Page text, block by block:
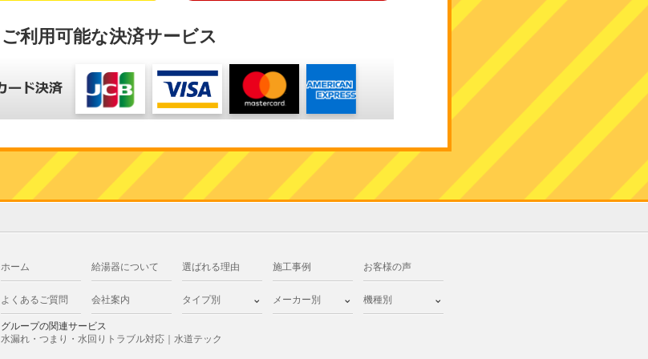
ご利用可能な決済サービス
ホーム 給湯器について 選ばれる理由 施工事例 お客様の声
よくあるご質問 会社案内 タイプ別 メーカー別 機種別
グループの関連サービス
水漏れ・つまり・水回りトラブル対応｜水道テック